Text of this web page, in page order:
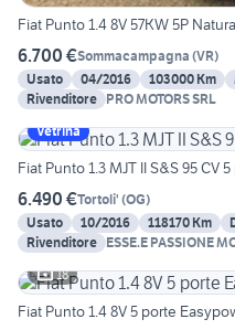
Fiat Punto 1.4 8V 57KW 5P
6.700 €Sommacampagna (VR)
Usato
04/2016 103000 Km
Rivenditore PRO MOTORS SRL
Vetrina
Fiat Punto 1.3 MJT II S&S 95 CV
6.490 €Tortoli' (OG)
Usato
10/2016 118170 Km
Rivenditore ESSE.E PASSIONE
18
Fiat Punto 1.4 8V 5 porte